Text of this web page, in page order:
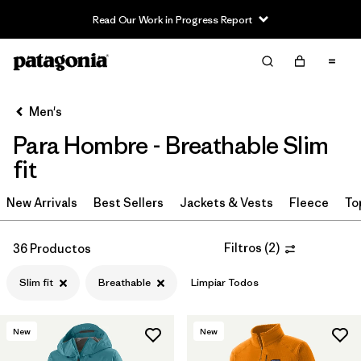
Read Our Work in Progress Report
Filter & Sort Limpiar Todos
Ordenar Por
Filtrar por
Category
Filtrar por
Price
Filtrar por
Men's
Para Hombre - Breathable Slim
fit
New Arrivals Best Sellers Jackets & Vests Fleece
36 Productos Filtros (2)
Slim fit Breathable Limpiar Todos
New New